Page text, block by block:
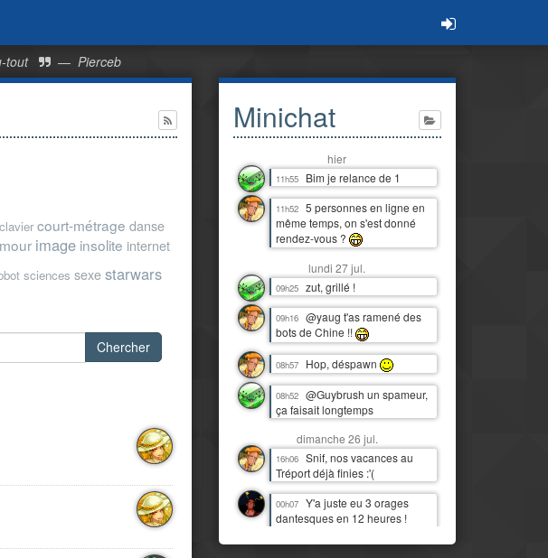
tout — Pierceb
clavier court-métrage danse
image insolite internet
sciences sexe starwars
Chercher
Minichat
hier
11h55 Bim je relance de 1
11h52
5 personnes en ligne en
même temps, on s'est donné
rendez-vous ?
lundi 27 jul.
09h25 zut, grillé !
09h16
@yaug t'as ramené des
bots de Chine !!
08h57 Hop, déspawn
08h52
@Guybrush un spameur,
ça faisait longtemps
dimanche 26 jul.
16h06
Snif, nos vacances au
Tréport déjà finies :'(
00h07
Y'a juste eu 3 orages
dantesques en 12 heures !
quand c'était juste de la pluie !